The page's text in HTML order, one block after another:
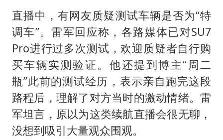
直播中，有网友质疑测试车辆是否为“特
调车”。雷军回应称，各路媒体已对SU7
Pro进行过多次测试，欢迎质疑者自行购
买车辆实测验证。他还提到博主“周二
瓶”此前的测试经历，表示亲自跑完这段
路程后，理解了对方当时的激动情绪。雷
军坦言，原以为这类续航直播会很无聊，
没想到吸引大量观众围观。